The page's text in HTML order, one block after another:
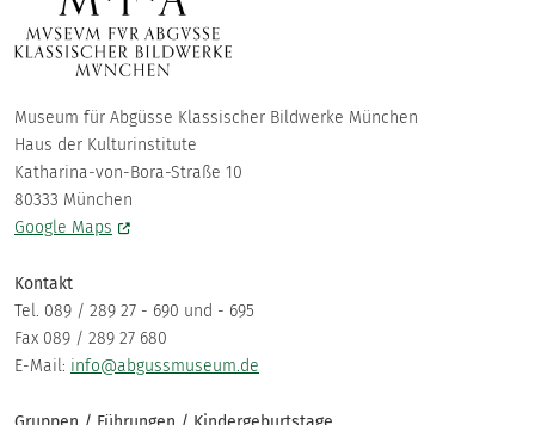
Museum für Abgüsse Klassischer Bildwerke München
Haus der Kulturinstitute
Katharina-von-Bora-Straße 10
80333 München
Google Maps
Kontakt
Tel. 089 / 289 27 - 690 und - 695
Fax 089 / 289 27 680
E-Mail: info@abgussmuseum.de